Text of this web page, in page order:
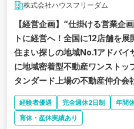
株式会社ハウスフリーダム
【経営企画】“仕掛ける営業企
トに経営へ！全国に12店舗を
住まい探しの地域No.1アドバ
に地域密着型不動産ワンストッ
タンダード上場の不動産仲介会
経験者優遇 完全週休2日制 年間
育休・産休実績あり